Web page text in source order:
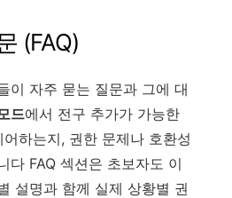
(FAQ)
이 자주 묻는 질문과 그에 대
드에서 전구 추가가 가능한
하는지, 권한 문제나 호환성
다 FAQ 섹션은 초보자도 이
설명과 함께 실제 상황별 권